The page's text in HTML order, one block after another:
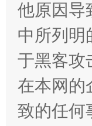
揭批美
他原因导
中所列明
于黑客攻
在本网的
致的任何